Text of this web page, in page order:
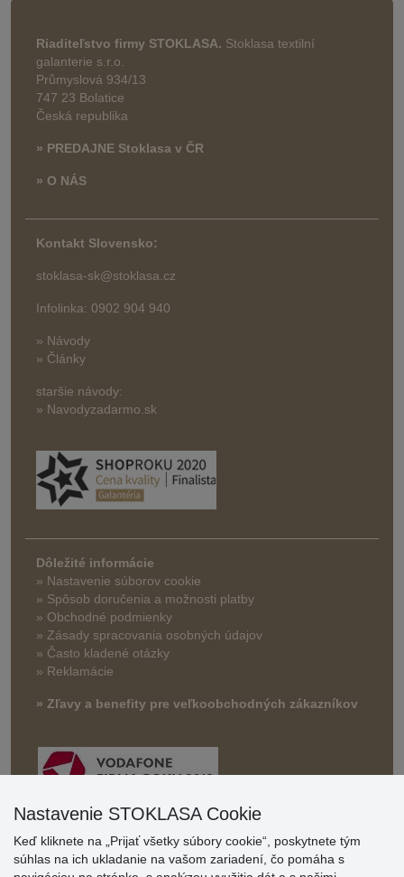
Riaditeľstvo firmy STOKLASA. Stoklasa textilní
galanterie s.r.o.
Průmyslová 934/13
747 23 Bolatice
Česká republika
» PREDAJNE Stoklasa v ČR
» O NÁS
Kontakt Slovensko:
stoklasa-sk@stoklasa.cz
Infolinka: 0902 904 940
» Návody
» Články
staršie návody:
» Navodyzadarmo.sk
Dôležité informácie
» Nastavenie súborov cookie
» Spôsob doručenia a možnosti platby
» Obchodné podmienky
» Zásady spracovania osobných údajov
» Často kladené otázky
» Reklamácie
» Zľavy a benefity pre veľkoobchodných zákazníkov
Hodnotenia
Nastavenie STOKLASA Cookie
Keď kliknete na „Prijať všetky súbory cookie“, poskytnete tým
súhlas na ich ukladanie na vašom zariadení, čo pomáha s